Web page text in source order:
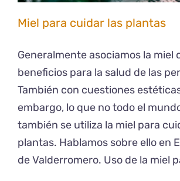
Miel para cuidar las plantas
Generalmente asociamos la miel
beneficios para la salud de las
También con cuestiones
embargo, lo que no todo el
también se utiliza la miel para
plantas. Hablamos sobre ello en
de Valderromero. Uso de la miel